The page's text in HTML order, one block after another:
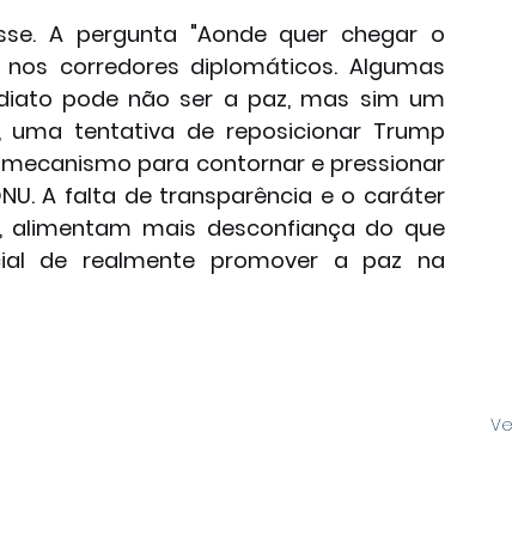
A pergunta "Aonde quer chegar o
corredores diplomáticos. Algumas
tentativa de reposicionar Trump
para contornar e pressionar
A falta de transparência e o caráter
mais desconfiança do que
de realmente promover a paz na